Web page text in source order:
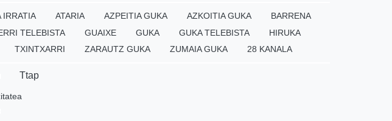
IRRATIA ATARIA AZPEITIA GUKA AZKOITIA GUKA
BARRENA
TELEBISTA GUAIXE GUKA GUKA TELEBISTA
HIRUKA
TXINTXARRI ZARAUTZ GUKA ZUMAIA GUKA 28 KANALA
Ttap